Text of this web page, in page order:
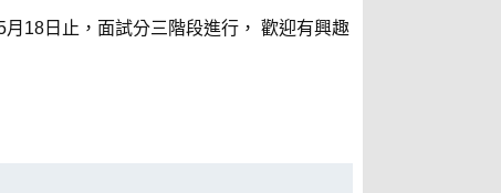
18日止，面試分三階段進行， 歡迎有興趣